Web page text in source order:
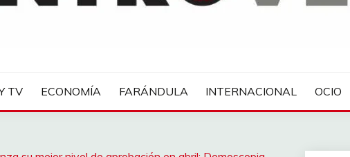
TV ECONOMÍA FARÁNDULA INTERNACIONAL OCIO